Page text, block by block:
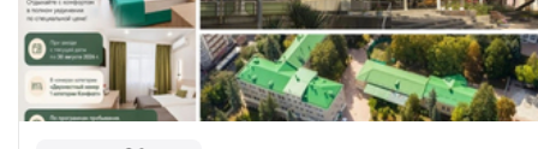
Цена в сутки от5 300руб.
Рейтинг 4.3
Отзывы 14 отзывов